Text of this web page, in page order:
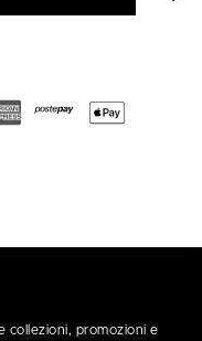
collezioni, promozioni e